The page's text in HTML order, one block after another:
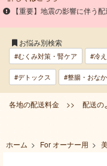
【重要】地震の影響に伴う
お悩み別検索
#むくみ対策・腎ケア #冷
#デトックス #整腸・おな
各地の配送料金 >> 配送
ホーム > For オーナー用 >